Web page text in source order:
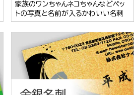
家族のワンちゃんネコちゃんなどペッ
トの写真と名前が入るかわいい名刺